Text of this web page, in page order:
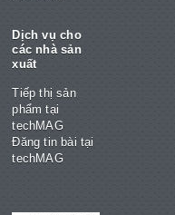
Dịch vụ cho
các nhà sản
xuất
Tiếp thị sản
phẩm tại
techMAG
Đăng tin bài tại
techMAG